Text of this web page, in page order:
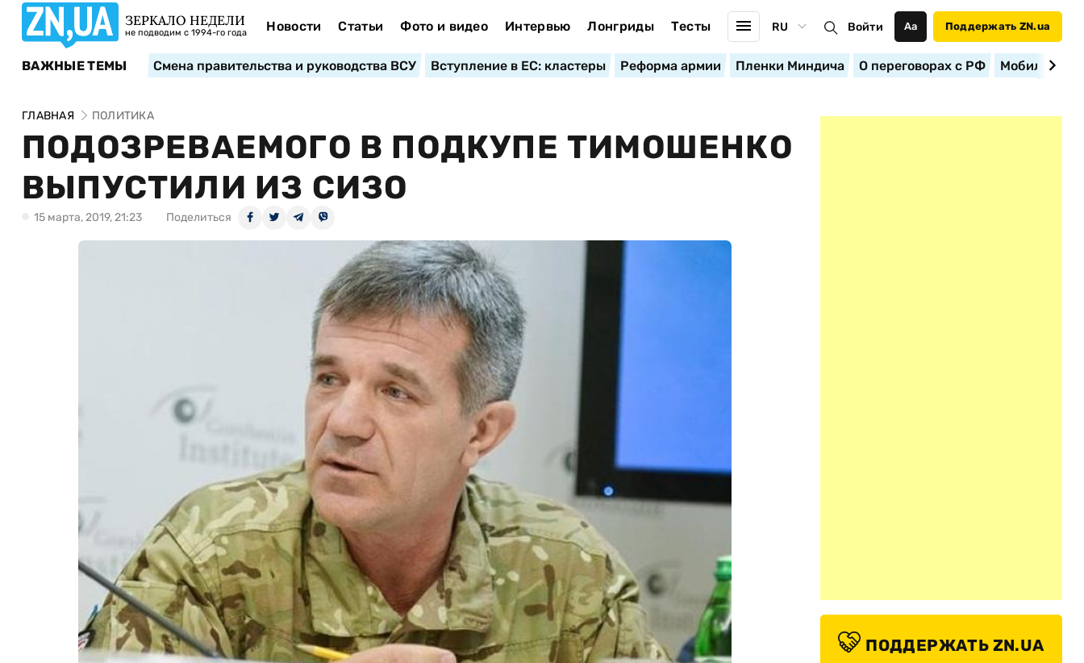
ЗЕРКАЛО НЕДЕЛИ
не подводим с 1994-го года Новости Статьи Фото и видео Интервью Лонгриды Тесты RU Войти Аа Поддержать ZN.ua
ВАЖНЫЕ ТЕМЫ Смена правительства и руководства ВСУ Вступление в ЕС: кластеры Реформа армии Пленки Миндича О переговорах с РФ
ГЛАВНАЯ ПОЛИТИКА
ПОДОЗРЕВАЕМОГО В ПОДКУПЕ ТИМОШЕНКО
ВЫПУСТИЛИ ИЗ СИЗО
15 марта, 2019, 21:23 Поделиться
ПОДДЕРЖАТЬ ZN.UA